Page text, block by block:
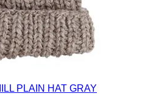
PLAIN HAT GRAY